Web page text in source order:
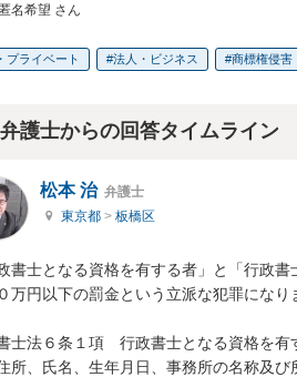
匿名希望 さん
プライベート 法人・ビジネス 商標権侵害
弁護士からの回答タイムライン
松本 治 弁護士
東京都 > 板橋区
政書士となる資格を有する者」と「行政
万円以下の罰金という立派な犯罪になり
士法６条１項　行政書士となる資格を
所、氏名、生年月日、事務所の名称及